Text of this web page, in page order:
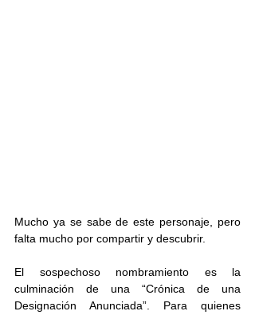
Mucho ya se sabe de este personaje, pero
falta mucho por compartir y descubrir.
El sospechoso nombramiento es la
culminación de una “Crónica de una
Designación Anunciada”. Para quienes